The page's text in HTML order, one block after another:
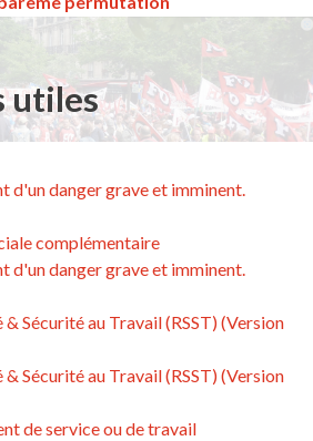
utiles
d'un danger grave et imminent.
complémentaire
d'un danger grave et imminent.
& Sécurité au Travail (RSST) (Version
& Sécurité au Travail (RSST) (Version
de service ou de travail